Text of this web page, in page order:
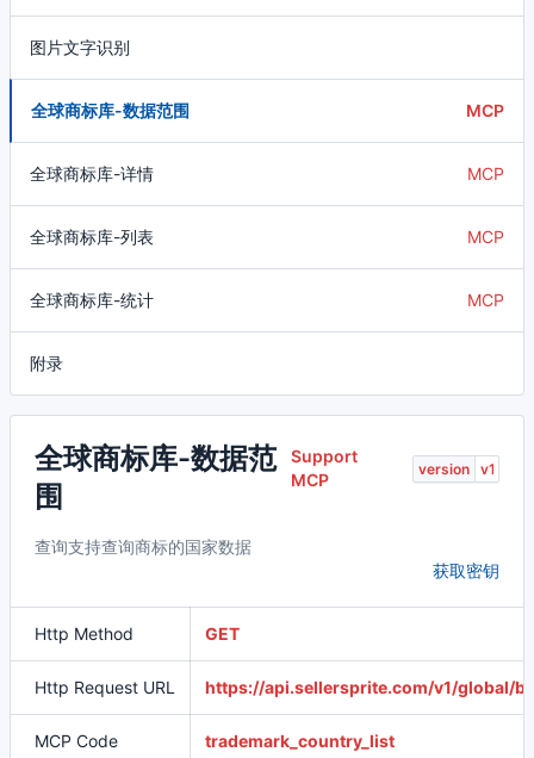
图片文字识别
全球商标库-数据范围 MCP
全球商标库-详情 MCP
全球商标库-列表 MCP
全球商标库-统计 MCP
附录
全球商标库-数据范
围
Support
MCP
version
查询支持查询商标的国家数据
获取密钥
Http Method GET
Http Request URL https://api.sellersprite.com/v1/global/
MCP Code trademark_country_list